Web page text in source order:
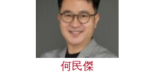
何民傑